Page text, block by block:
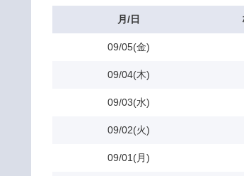
月/日
09/05(金)
09/04(木)
09/03(水)
09/02(火)
09/01(月)